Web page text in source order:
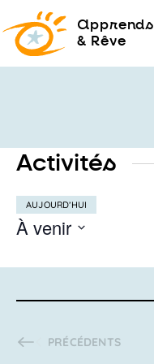
apprends
& Rêve
Activités
AUJOURD’HUI
À venir
ACTIVITÉS
PRÉCÉDENTS